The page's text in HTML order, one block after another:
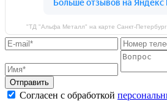
"ТД "Альфа Металл" на карте
Отправить
Согласен с обработкой